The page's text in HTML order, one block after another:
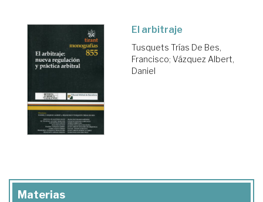
El arbitraje
Tusquets Trías De Bes,
Francisco; Vázquez Albert,
Daniel
Materias